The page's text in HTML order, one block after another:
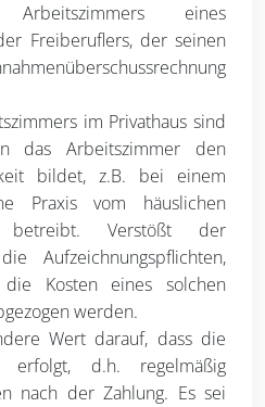
eines
Freiberuflers, der seinen
im Privathaus sind
das Arbeitszimmer den
bildet, z.B. bei einem
Praxis vom häuslichen
betreibt. Verstößt der
Aufzeichnungspflichten,
Kosten eines solchen
werden.
Wert darauf, dass die
erfolgt, d.h. regelmäßig
nach der Zahlung. Es sei